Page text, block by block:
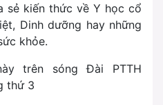
sẻ kiến thức về Y học cổ
Dinh dưỡng hay những
khỏe.
trên sóng Đài PTTH
thứ 3